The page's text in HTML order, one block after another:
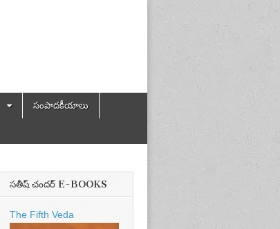
సంపాదకీయాలు
సతీష్ చందర్ E-BOOKS
The Fifth Veda